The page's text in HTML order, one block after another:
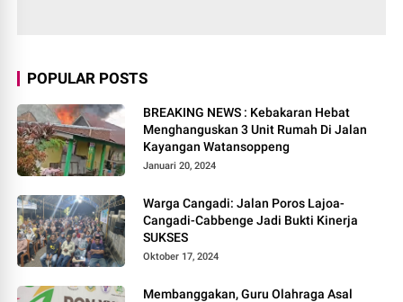
POPULAR POSTS
BREAKING NEWS : Kebakaran Hebat
Menghanguskan 3 Unit Rumah Di Jalan
Kayangan Watansoppeng
Januari 20, 2024
Warga Cangadi: Jalan Poros Lajoa-
Cangadi-Cabbenge Jadi Bukti Kinerja
SUKSES
Oktober 17, 2024
Membanggakan, Guru Olahraga Asal